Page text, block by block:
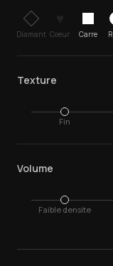
Diamant Coeur Carre
Texture
Fin
Volume
Faible densite